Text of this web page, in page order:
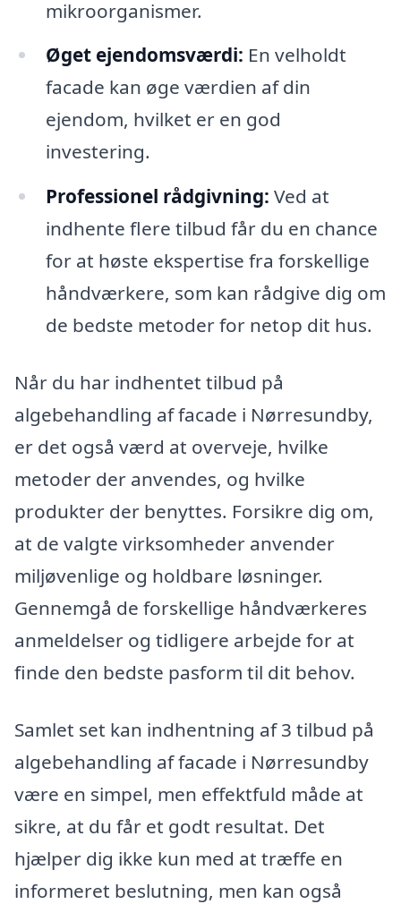
mikroorganismer.
Øget ejendomsværdi: En velholdt
facade kan øge værdien af din
ejendom, hvilket er en god
investering.
Professionel rådgivning: Ved at
indhente flere tilbud får du en chance
for at høste ekspertise fra forskellige
håndværkere, som kan rådgive dig om
de bedste metoder for netop dit hus.
Når du har indhentet tilbud på
algebehandling af facade i Nørresundby,
er det også værd at overveje, hvilke
metoder der anvendes, og hvilke
produkter der benyttes. Forsikre dig om,
at de valgte virksomheder anvender
miljøvenlige og holdbare løsninger.
Gennemgå de forskellige håndværkeres
anmeldelser og tidligere arbejde for at
finde den bedste pasform til dit behov.
Samlet set kan indhentning af 3 tilbud på
algebehandling af facade i Nørresundby
være en simpel, men effektfuld måde at
sikre, at du får et godt resultat. Det
hjælper dig ikke kun med at træffe en
informeret beslutning, men kan også